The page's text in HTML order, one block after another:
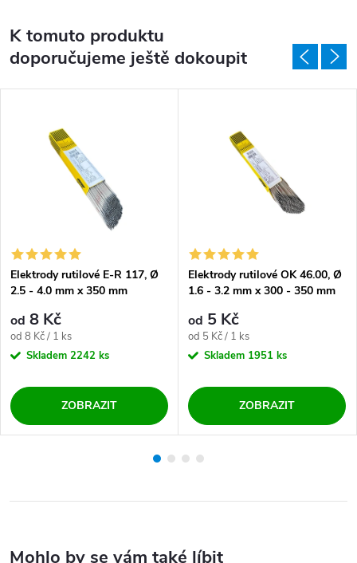
K tomuto produktu
doporučujeme ještě dokoupit
Elektrody rutilové E-R 117, Ø
2.5 - 4.0 mm x 350 mm
od 8 Kč
Měrná cena:
od 8 Kč / 1 ks
Skladem 2242 ks
ZOBRAZIT
Elektrody rutilové OK 46.00, Ø
1.6 - 3.2 mm x 300 - 350 mm
od 5 Kč
Měrná cena:
od 5 Kč / 1 ks
Skladem 1951 ks
ZOBRAZIT